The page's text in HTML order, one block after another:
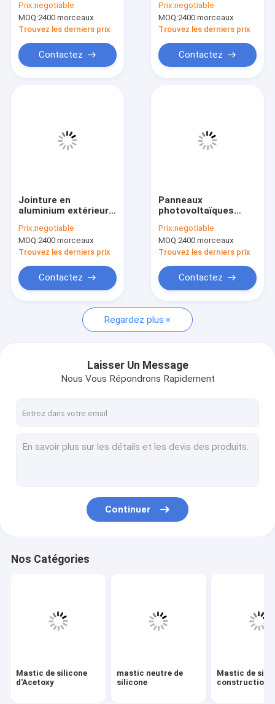
Au sujet de nous
Demandez une citation
News
Mastic de silicone d'Acetoxy
Mastic de silicone de construction
Mousse d'unité centrale
Mastic de silicone de fenêtre
Mastic de polyuréthane de pare-brise
mastic de polymère de Mme
construction neutre
imperméable
extérieure d'adhésif
Prix:negotiable
MOQ:2400 morceaux
Trouvez les derniers prix
Contactez
construction
extérieure
Prix:negotiable
MOQ:2400 morceaux
Trouvez les derniers prix
Contactez
Jointure en
aluminium extérieure
d'acier inoxydable de
mastic de silicone
Prix:negotiable
MOQ:2400 morceaux
Trouvez les derniers prix
Contactez
Panneaux
photovoltaïques
mastic neutre de
silicone de boîte de
jonction
Prix:negotiable
MOQ:2400 morceaux
Trouvez les derniers prix
Contactez
Regardez plus
Laisser Un Message
Nous Vous Répondrons Rapidement
Continuer
Nos Catégories
Mastic de silicone
d'Acetoxy
mastic neutre de
silicone
Mastic de
construction